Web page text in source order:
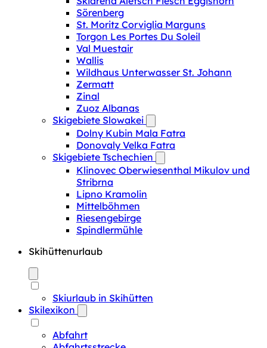
Sörenberg
St. Moritz Corviglia Marguns
Torgon Les Portes Du Soleil
Val Muestair
Wallis
Wildhaus Unterwasser St. Johann
Zermatt
Zinal
Zuoz Albanas
Skigebiete Slowakei
Dolny Kubin Mala Fatra
Donovaly Velka Fatra
Skigebiete Tschechien
Klinovec Oberwiesenthal Mikulov und
Stribrna
Lipno Kramolin
Mittelböhmen
Riesengebirge
Spindlermühle
Skihüttenurlaub
Skiurlaub in Skihütten
Skilexikon
Abfahrt